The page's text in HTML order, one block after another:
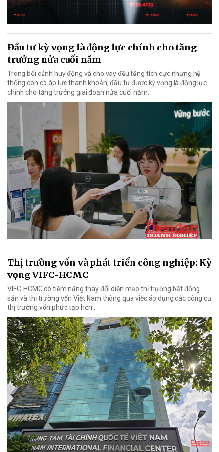
Đầu tư kỳ vọng là động lực chính cho tăng
trưởng nửa cuối năm
Trong bối cảnh huy động và cho vay đều tăng tích cực nhưng hệ
thống còn có áp lực thanh khoản, đầu tư được kỳ vọng là động lực
chính cho tăng trưởng giai đoạn nửa cuối năm.
Thị trường vốn và phát triển công nghiệp: Kỳ
vọng VIFC-HCMC
VIFC-HCMC có tiềm năng thay đổi diện mạo thị trường bất động
sản và thị trường vốn Việt Nam thông qua việc áp dụng các công cụ
thị trường vốn phức tạp hơn...